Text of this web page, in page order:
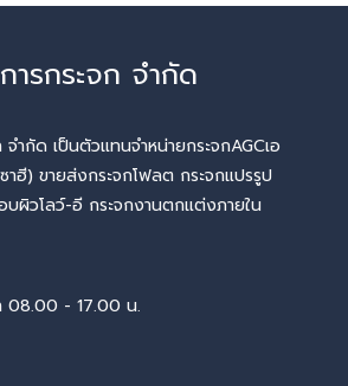
รกระจก จำกัด
ำกัด เป็นตัวแทนจำหน่ายกระจกAGCเอ
ฮี) ขายส่งกระจกโฟลต กระจกแปรรูป
บผิวโลว์-อี กระจกงานตกแต่งภายใน
08.00 - 17.00 น.